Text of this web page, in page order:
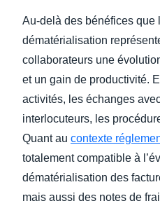
Au-delà des bénéfices que
dématérialisation
collaborateurs une
et un gain de productivité.
activités, les échanges
interlocuteurs, les
Quant au contexte
totalement compatible à
dématérialisation des
mais aussi des notes de